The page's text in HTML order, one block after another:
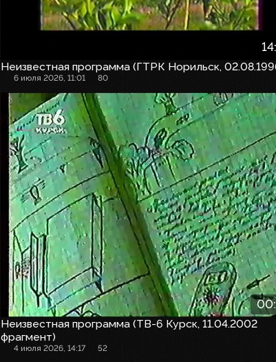
Неизвестная программа (ГТРК Норильск,
6 июля 2026, 11:01 80
Неизвестная программа (ТВ-6 Курск, 11.04.2002
фрагмент)
4 июля 2026, 14:17 52